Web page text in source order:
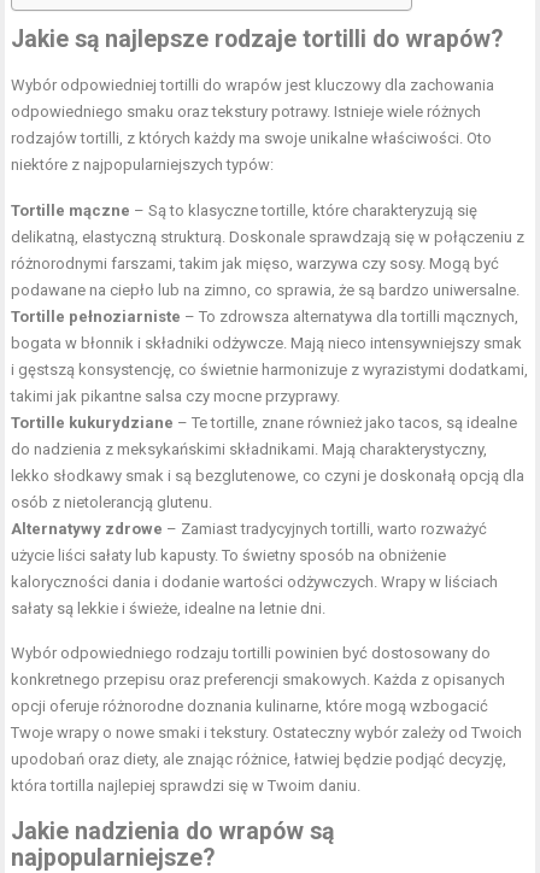
Jakie są najlepsze rodzaje tortilli do wrapów?
Wybór odpowiedniej tortilli do wrapów jest kluczowy dla zachowania
odpowiedniego smaku oraz tekstury potrawy. Istnieje wiele różnych
rodzajów tortilli, z których każdy ma swoje unikalne właściwości. Oto
niektóre z najpopularniejszych typów:
Tortille mączne – Są to klasyczne tortille, które charakteryzują się
delikatną, elastyczną strukturą. Doskonale sprawdzają się w połączeniu z
różnorodnymi farszami, takim jak mięso, warzywa czy sosy. Mogą być
podawane na ciepło lub na zimno, co sprawia, że są bardzo uniwersalne.
Tortille pełnoziarniste – To zdrowsza alternatywa dla tortilli mącznych,
bogata w błonnik i składniki odżywcze. Mają nieco intensywniejszy smak
i gęstszą konsystencję, co świetnie harmonizuje z wyrazistymi dodatkami,
takimi jak pikantne salsa czy mocne przyprawy.
Tortille kukurydziane – Te tortille, znane również jako tacos, są idealne
do nadzienia z meksykańskimi składnikami. Mają charakterystyczny,
lekko słodkawy smak i są bezglutenowe, co czyni je doskonałą opcją dla
osób z nietolerancją glutenu.
Alternatywy zdrowe – Zamiast tradycyjnych tortilli, warto rozważyć
użycie liści sałaty lub kapusty. To świetny sposób na obniżenie
kaloryczności dania i dodanie wartości odżywczych. Wrapy w liściach
sałaty są lekkie i świeże, idealne na letnie dni.
Wybór odpowiedniego rodzaju tortilli powinien być dostosowany do
konkretnego przepisu oraz preferencji smakowych. Każda z opisanych
opcji oferuje różnorodne doznania kulinarne, które mogą wzbogacić
Twoje wrapy o nowe smaki i tekstury. Ostateczny wybór zależy od Twoich
upodobań oraz diety, ale znając różnice, łatwiej będzie podjąć decyzję,
która tortilla najlepiej sprawdzi się w Twoim daniu.
Jakie nadzienia do wrapów są
najpopularniejsze?